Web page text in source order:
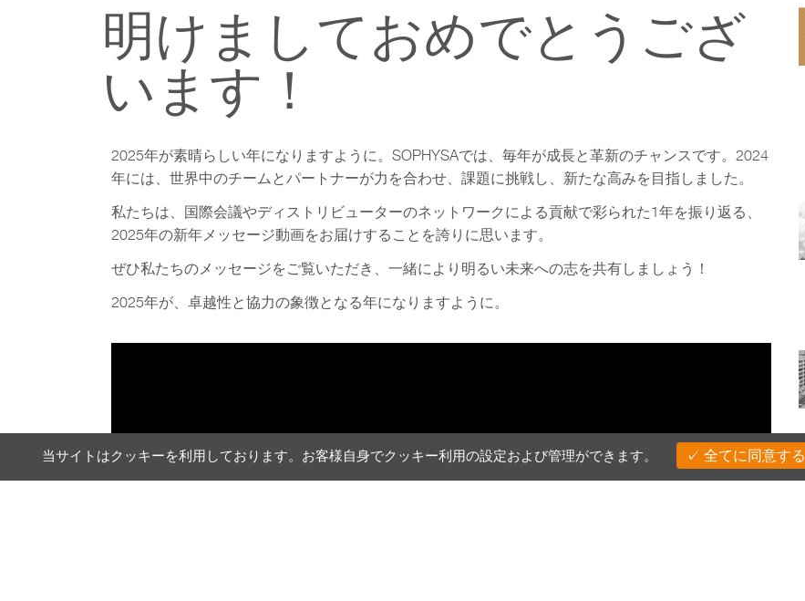
明けましておめでとうござ
います！
2025年が素晴らしい年になりますように。SOPHYSAでは、毎年が成長と革新のチャンスです。2024
年には、世界中のチームとパートナーが力を合わせ、課題に挑戦し、新たな高みを目指しました。
私たちは、国際会議やディストリビューターのネットワークによる貢献で彩られた1年を振り返る、
2025年の新年メッセージ動画をお届けすることを誇りに思います。
ぜひ私たちのメッセージをご覧いただき、一緒により明るい未来への志を共有しましょう！
2025年が、卓越性と協力の象徴となる年になりますように。
当サイトはクッキーを利用しております。お客様自身でクッキー利用の設定および管理ができます。 全てに同意する